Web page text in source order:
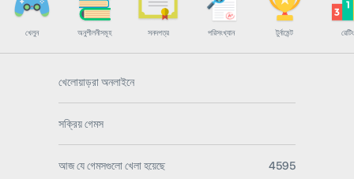
খেলুন অনুশীলনীসমূহ সনদপত্র পরিসংখ্যান টুর্নামেন্ট রেটিং
খেলোয়াড়রা অনলাইনে
সক্রিয় গেমস
আজ যে গেমসগুলো খেলা হয়েছে 4595